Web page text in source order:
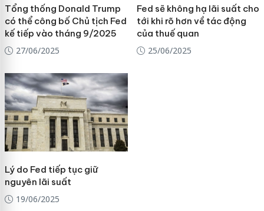
Tổng thống Donald Trump
có thể công bố Chủ tịch Fed
kế tiếp vào tháng 9/2025
27/06/2025
Fed sẽ không hạ lãi suất cho
tới khi rõ hơn về tác động
của thuế quan
25/06/2025
Lý do Fed tiếp tục giữ
nguyên lãi suất
19/06/2025